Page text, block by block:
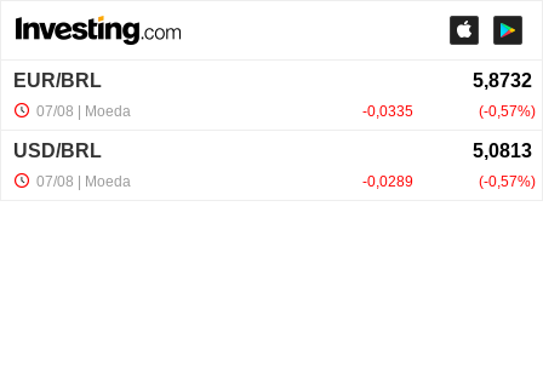
EUR/BRL
-0,0335 -0,57%
07/08 | Moeda
USD/BRL
-0,0289 -0,57%
07/08 | Moeda